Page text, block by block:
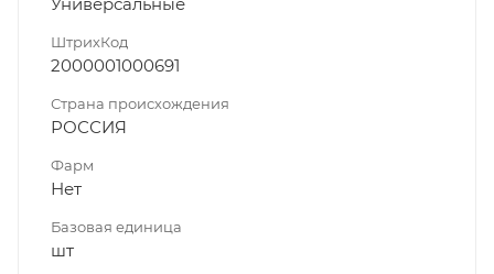
Универсальные
ШтрихКод
2000001000691
Страна происхождения
РОССИЯ
Фарм
Нет
Базовая единица
шт